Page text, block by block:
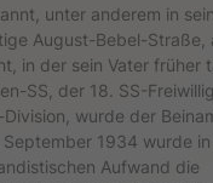
unter anderem in
August-Bebel-Straße,
in der sein Vater früher
SS, der 18. SS-
wurde der
September 1934 wurde
Aufwand die